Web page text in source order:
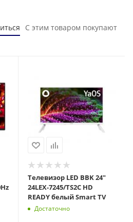
С этим товаром покупают
Телевизор LED BBK 24"
24LEX-7245/TS2C HD
READY белый Smart TV
Достаточно